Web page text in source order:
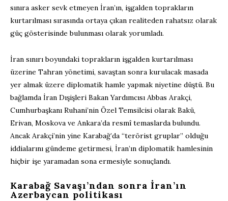
sınıra asker sevk etmeyen İran’ın, işgalden toprakların
kurtarılması sırasında ortaya çıkan realiteden rahatsız olarak
güç gösterisinde bulunması olarak yorumladı.
İran sınırı boyundaki toprakların işgalden kurtarılması
üzerine Tahran yönetimi, savaştan sonra kurulacak masada
yer almak üzere diplomatik hamle yapmak niyetine düştü. Bu
bağlamda İran Dışişleri Bakan Yardımcısı Abbas Arakçi,
Cumhurbaşkanı Ruhani’nin Özel Temsilcisi olarak Bakü,
Erivan, Moskova ve Ankara’da resmî temaslarda bulundu.
Ancak Arakçi’nin yine Karabağ’da “terörist gruplar” olduğu
iddialarını gündeme getirmesi, İran’ın diplomatik hamlesinin
hiçbir işe yaramadan sona ermesiyle sonuçlandı.
Karabağ Savaşı’ndan sonra İran’ın
Azerbaycan politikası